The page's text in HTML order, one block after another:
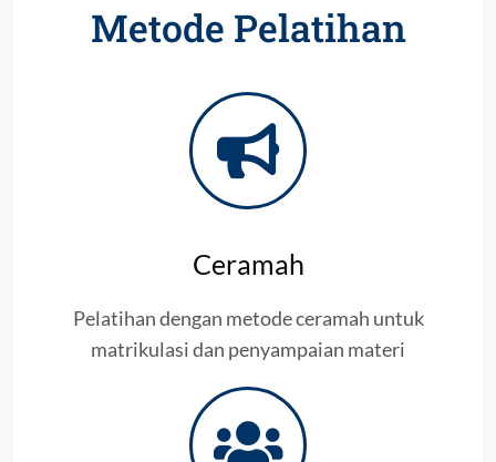
Metode Pelatihan
Ceramah
Pelatihan dengan metode ceramah untuk
matrikulasi dan penyampaian materi